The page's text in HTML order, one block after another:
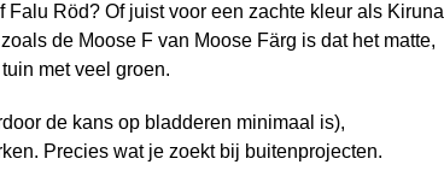
Röd? Of juist voor een zachte kleur als Kiruna
de Moose F van Moose Färg is dat het matte,
met veel groen.
de kans op bladderen minimaal is),
Precies wat je zoekt bij buitenprojecten.